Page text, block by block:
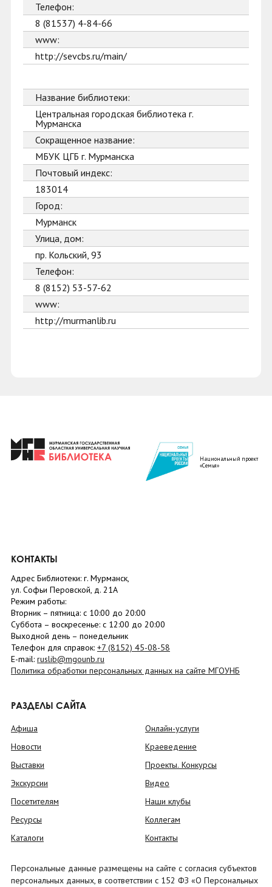
Телефон:
8 (81537) 4-84-66
www:
http://sevcbs.ru/main/
Название библиотеки:
Центральная городская библиотека г.
Мурманска
Сокращенное название:
МБУК ЦГБ г. Мурманска
Почтовый индекс:
183014
Город:
Мурманск
Улица, дом:
пр. Кольский, 93
Телефон:
8 (8152) 53-57-62
www:
http://murmanlib.ru
Национальный проект
«Семья»
КОНТАКТЫ
Адрес Библиотеки: г. Мурманск,
ул. Софьи Перовской, д. 21А
Режим работы:
Вторник – пятница: с 10:00 до 20:00
Суббота – воскресенье: c 12:00 до 20:00
Выходной день – понедельник
Телефон для справок: +7 (8152) 45-08-58
E-mail: ruslib@mgounb.ru
Политика обработки персональных данных на сайте МГОУНБ
РАЗДЕЛЫ САЙТА
Афиша
Новости
Выставки
Экскурсии
Посетителям
Ресурсы
Каталоги
Онлайн-услуги
Краеведение
Проекты. Конкурсы
Видео
Наши клубы
Коллегам
Контакты
Персональные данные размещены на сайте с согласия субъектов
персональных данных, в соответствии с 152 ФЗ «О Персональных